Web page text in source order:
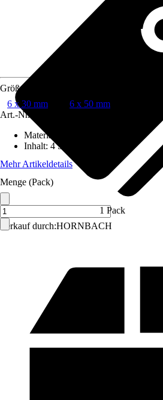
Verkauf durch:HORNBACH
Größe
6 x 30 mm
6 x 50 mm
Art.-Nr.
Material
Inhalt: 4 Stück
Mehr Artikeldetails
Menge (Pack)
1 Pack